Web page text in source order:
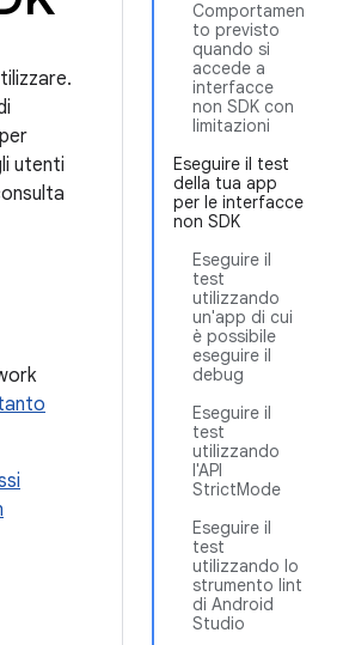
Comportamen
to previsto
quando si
accede a
interfacce
non SDK con
limitazioni
Eseguire il test
della tua app
per le interfacce
non SDK
Eseguire il
test
utilizzando
un'app di cui
è possibile
eseguire il
debug
Eseguire il
test
utilizzando
l'API
StrictMode
Eseguire il
test
utilizzando lo
strumento lint
di Android
Studio
utenti